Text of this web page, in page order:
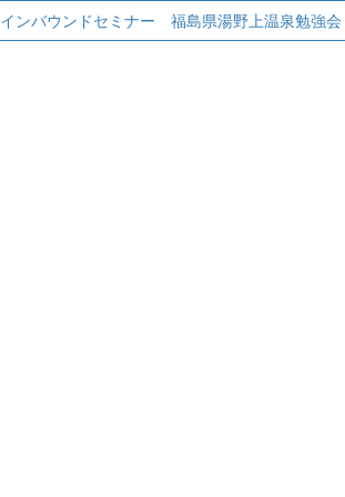
インバウンドセミナー 福島県湯野上温泉勉強